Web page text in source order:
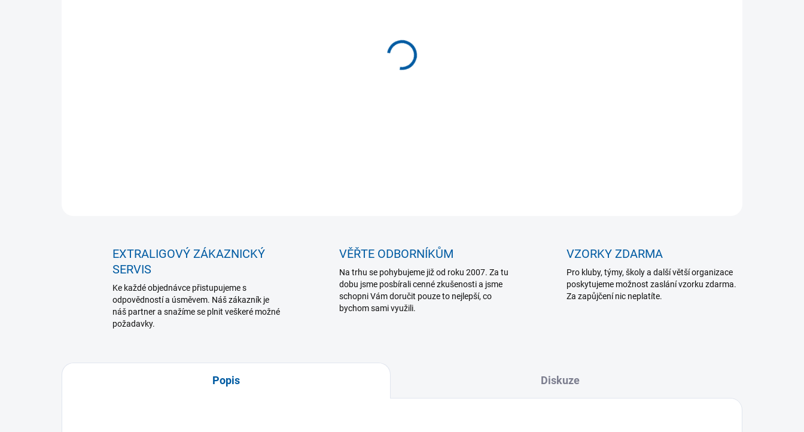
Mobilní basketbalový koš s nastavitelnou výškou vhodný pro celou
rodinu. Může se využívat ve venkovním i vnitřním prostředí.
EXTRALIGOVÝ ZÁKAZNICKÝ
SERVIS
Ke každé objednávce přistupujeme s
odpovědností a úsměvem. Náš zákazník je
náš partner a snažíme se plnit veškeré možné
požadavky.
VĚŘTE ODBORNÍKŮM
Na trhu se pohybujeme již od roku 2007. Za tu
dobu jsme posbírali cenné zkušenosti a jsme
schopni Vám doručit pouze to nejlepší, co
bychom sami využili.
VZORKY ZDARMA
Pro kluby, týmy, školy a další větší organizace
poskytujeme možnost zaslání vzorku zdarma.
Za zapůjčení nic neplatíte.
Popis Diskuze